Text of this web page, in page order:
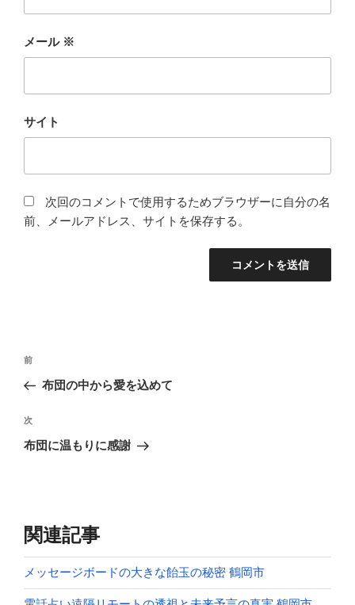
メール ※
サイト
次回のコメントで使用するためブラウザーに自分の名
前、メールアドレス、サイトを保存する。
投
ビ
ゲ
ン
前
の
稿
前
布団の中から愛を込めて
次
の
次
布団に温もりに感謝
関連記事
メッセージボードの大きな飴玉の秘密 鶴岡市